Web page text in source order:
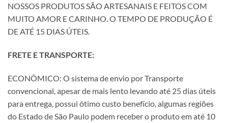
NOSSOS PRODUTOS SÃO ARTESANAIS E FEITOS COM
MUITO AMOR E CARINHO. O TEMPO DE PRODUÇÃO É
DE ATÉ 15 DIAS ÚTEIS.
FRETE E TRANSPORTE:
ECONÔMICO: O sistema de envio por Transporte
convencional, apesar de mais lento levando até 25 dias úteis
para entrega, possui ótimo custo benefício, algumas regiões
do Estado de São Paulo podem receber o produto em até 10